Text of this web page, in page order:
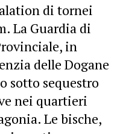
di tornei
La Guardia di
in
delle Dogane
sotto sequestro
nei quartieri
Le bische,